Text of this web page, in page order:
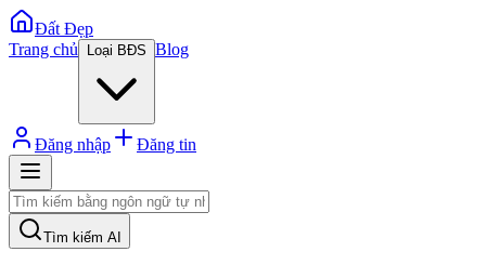
Đất Đẹp
Trang chủ
Loại BĐS Blog
Đăng nhập Đăng tin
Tìm kiếm AI